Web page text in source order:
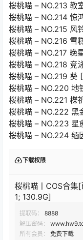
桜桃喵 – NO.213 教
桜桃喵 – NO.214 惊
桜桃喵 – NO.215 风
桜桃喵 – NO.216 雪
桜桃喵 – NO.217 晚
桜桃喵 – NO.218 竞
桜桃喵 – NO.219 葵
桜桃喵 – NO.220 地
桜桃喵 – NO.221
桜桃喵 – NO.222 黑
桜桃喵 – NO.223 星
桜桃喵 – NO.224
下载权限
桜桃喵丨COS合
1; 130.9G]
提取码：
8888
解压密码：
所有会员：
免费下载